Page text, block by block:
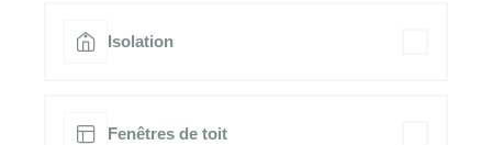
Isolation
Fenêtres de toit